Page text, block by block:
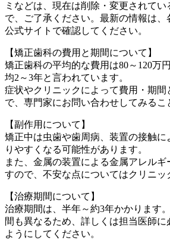
ミなどは、現在は削除・変更されて
で、ご了承ください。最新の情報は
公式サイトで確認してください。
【矯正歯科の費用と期間について】
矯正歯科の平均的な費用は80～120万
均2～3年と言われています。
症状やクリニックによって費用・期間
で、専門家にお問い合わせしてみるこ
【副作用について】
矯正中は虫歯や歯周病、装置の接触
りやすくなる可能性があります。
また、金属の装置による金属アレルギ
すので、不安な点についてはクリニッ
【治療期間について】
治療期間は、半年～約3年かかります
間も異なるため、詳しくは担当医師に
ようにしてください。